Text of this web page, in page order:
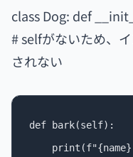
class Dog: def
# selfがないため、
されない
def bark(self):